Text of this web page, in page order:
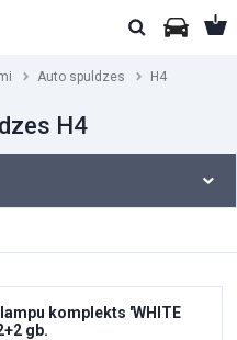
Auto spuldzes H4
H4
komplekts 'WHITE
gb.